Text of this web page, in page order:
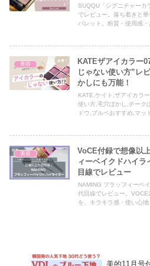
SUQQU「シグニチャーカ
でレビュー。落ち着きと
パレット。粉質・使用感
美容
KATEザアイカラー
じゃない使い方”レ
かしにも万能！
KATE,ケイト,ザアイカラ
使い方,毛穴ぼかし,チーク
ドウ,ブルベおすすめ,マッ
美容
VoCE付録で想像以
ィーベイクドハイラ
目線でレビュー
NAMING フラッフィーベ
代目線でレビュー。
を、キラキラ感・使い心
美的11月号